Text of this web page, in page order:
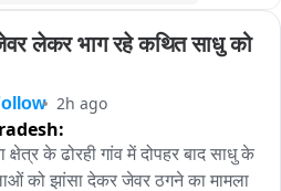
सिंह ने बताया कि मामले की जानकारी
सचिव रवि सिंह को जांच के लिए भेजा
वसूली की पुष्टि होती है तो संबंधित
की जाएगी।उधर सदर तहसीलदार
के नाम पर अवैध वसूली किसी भी
लेकर भाग रहे कथित साधु को
2h ago
के ढोरही गांव में दोपहर बाद साधु के
को झांसा देकर जेवर ठगने का मामला